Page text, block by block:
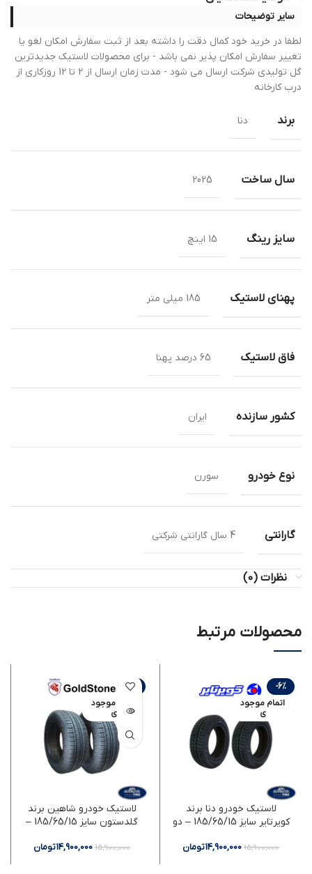
سایر توضیحات
لطفا در خرید خود کمال دقت را داشته بعد از ثبت سفارش امکان لغو یا
تغییر سفارش امکان پذیر نمی باشد - برای محصولات لاستیک جدیدترین
گل تولیدی شرکت ارسال می شود - مدت زمان ارسال از 2 تا 12 روزکاری از
درب کارخانه
برند دنا
سال ساخت 2025
سایز رینگ 15 اینچ
پهنای لاستیک 185 میلی متر
فاق لاستیک 65 درصد پهنا
کشور سازنده ایران
نوع خودرو سورن
گارانتی 4 سال گارانتی شرکتی
نظرات (0)
محصولات مرتبط
-6%
اتمام موجود
ی
لاستیک خودرو دنا برند
کویرتایر سایز 185/65/15 – دو
15,900,000
14,900,000تومان
-6%
اتمام موجود
ی
لاستیک خودرو شاهین برند
گلدستون سایز 185/65/15 –
15,900,000
14,900,000تومان